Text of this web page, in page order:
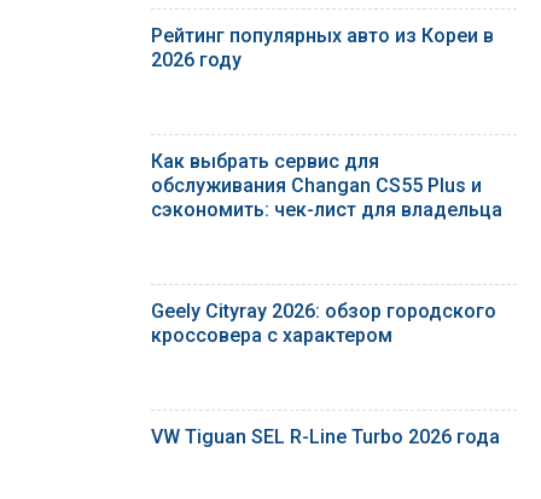
Рейтинг популярных авто из Кореи в
2026 году
Как выбрать сервис для
обслуживания Changan CS55 Plus и
сэкономить: чек-лист для владельца
Geely Cityray 2026: обзор городского
кроссовера с характером
VW Tiguan SEL R-Line Turbo 2026 года